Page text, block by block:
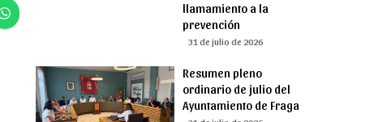
llamamiento a la
prevención
31 de julio de 2026
Resumen pleno
ordinario de julio del
Ayuntamiento de Fraga